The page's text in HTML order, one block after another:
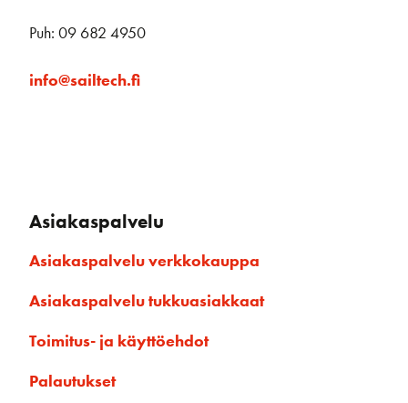
Puh: 09 682 4950
info@sailtech.fi
Asiakaspalvelu
Asiakaspalvelu verkkokauppa
Asiakaspalvelu tukkuasiakkaat
Toimitus- ja käyttöehdot
Palautukset